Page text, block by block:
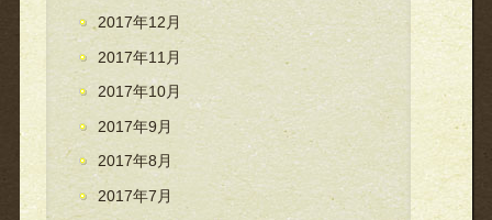
2017年12月
2017年11月
2017年10月
2017年9月
2017年8月
2017年7月